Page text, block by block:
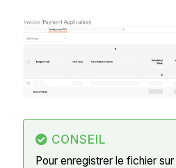
CONSEIL
Pour enregistrer le fichier